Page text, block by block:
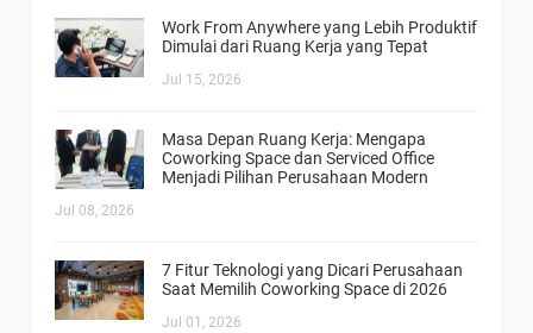
Work From Anywhere yang Lebih Produktif
Dimulai dari Ruang Kerja yang Tepat
Jul 15, 2026
Masa Depan Ruang Kerja: Mengapa
Coworking Space dan Serviced Office
Menjadi Pilihan Perusahaan Modern
Jul 08, 2026
7 Fitur Teknologi yang Dicari Perusahaan
Saat Memilih Coworking Space di 2026
Jul 01, 2026